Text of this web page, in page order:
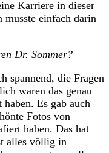
Karriere in dieser
musste einfach darin
Dr. Sommer?
spannend, die Fragen
waren das genau
Es gab auch
Fotos von
haben. Das hat
alles völlig in